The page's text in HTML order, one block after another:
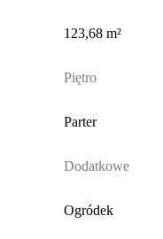
123,68 m²
Piętro
Parter
Dodatkowe
Ogródek